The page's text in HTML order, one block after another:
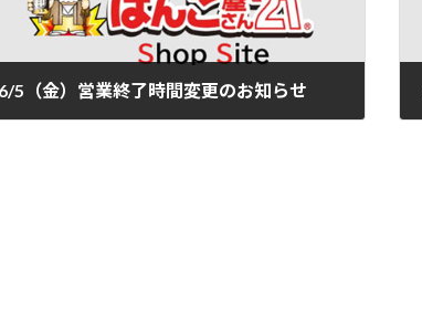
6/5（金）営業終了時間変更のお知らせ